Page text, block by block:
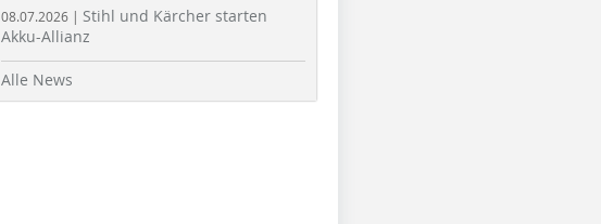
08.07.2026 | Stihl und Kärcher starten
Akku-Allianz
Alle News